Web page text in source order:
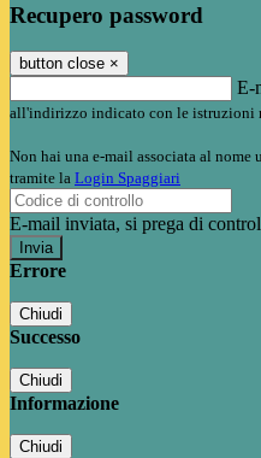
Recupero password
button close ×
E-
all'indirizzo indicato con le istruzioni
Non hai una e-mail associata al nome
tramite la Login Spaggiari
E-mail inviata, si prega di
Errore
Chiudi
Successo
Chiudi
Informazione
Chiudi